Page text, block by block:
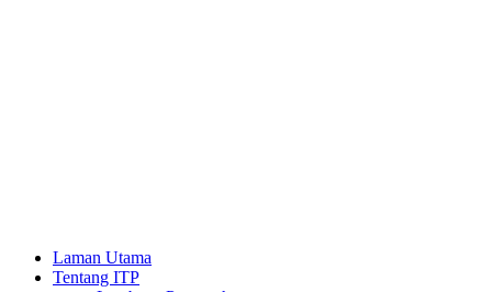
Laman Utama
Tentang ITP